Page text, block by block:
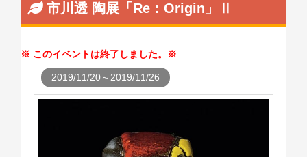
市川透 陶展「Re：Origin」Ⅱ
このイベントは終了しました。
2019/11/20～2019/11/26